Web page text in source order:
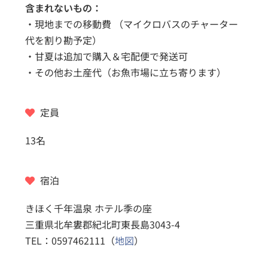
含まれないもの：
・現地までの移動費 （マイクロバスのチャーター
代を割り勘予定）
・甘夏は追加で購入＆宅配便で発送可
・その他お土産代（お魚市場に立ち寄ります）
定員
13名
宿泊
きほく千年温泉 ホテル季の座
三重県北牟婁郡紀北町東長島3043-4
TEL：0597462111（地図）